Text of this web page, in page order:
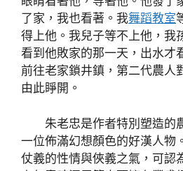
了家，我也看著。我舞蹈教室
得上他。我兒子等不上他，我
看到他敗家的那一天，出水才
前往老家鎖井鎮，第二代農人
由此睜開。
朱老忠是作者特別塑造的
一位佈滿幻想顏色的好漢人物
仗義的性情與俠義之氣，可認